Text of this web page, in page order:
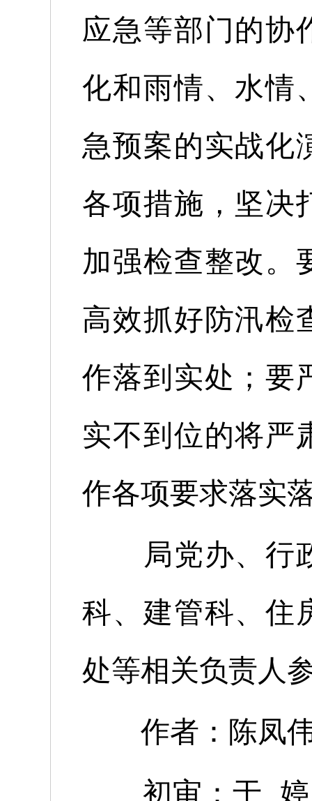
应急等部门的协
化和雨情、水情
急预案的实战化
各项措施，坚决
加强检查整改。
高效抓好防汛检
作落到实处；要
实不到位的将严
作各项要求落实
局党办、行
科、建管科、住
处等相关负责人
作者：陈凤
初审：于